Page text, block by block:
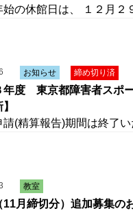
始の休館日は、 １２月２
お知らせ 締め切り済
年度 東京都障害者スポ
請(精算報告)期間は終了い
教室
11月締切分）追加募集の